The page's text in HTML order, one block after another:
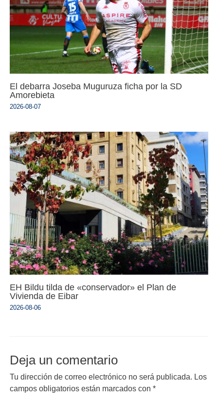
El debarra Joseba Muguruza ficha por la SD
Amorebieta
2026-08-07
EH Bildu tilda de «conservador» el Plan de
Vivienda de Eibar
2026-08-06
Deja un comentario
Tu dirección de correo electrónico no será publicada. Los
campos obligatorios están marcados con *